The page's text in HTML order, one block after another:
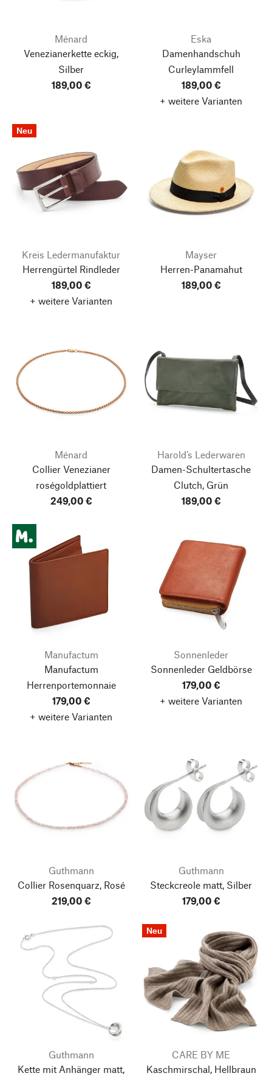
Ménard
Venezianerkette eckig,
Silber
189,00 €
Eska
Damenhandschuh
Curleylammfell
189,00 €
+ weitere Varianten
Neu
Kreis Ledermanufaktur
Herrengürtel Rindleder
189,00 €
+ weitere Varianten
Mayser
Herren-Panamahut
189,00 €
Ménard
Collier Venezianer
roségoldplattiert
249,00 €
Harold’s Lederwaren
Damen-Schultertasche
Clutch, Grün
189,00 €
Manufactum
Manufactum
Herrenportemonnaie
179,00 €
+ weitere Varianten
Sonnenleder
Sonnenleder Geldbörse
179,00 €
+ weitere Varianten
Guthmann
Collier Rosenquarz, Rosé
219,00 €
Guthmann
Steckcreole matt, Silber
179,00 €
Guthmann
Kette mit Anhänger matt,
Neu
CARE BY ME
Kaschmirschal, Hellbraun